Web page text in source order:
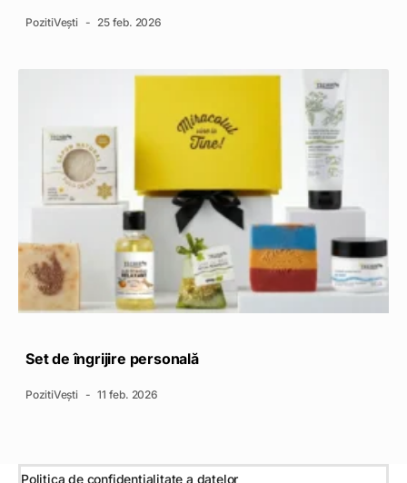
PozitiVești 25 feb. 2026
Set de îngrijire personală
PozitiVești 11 feb. 2026
Politica de confidențialitate a datelor